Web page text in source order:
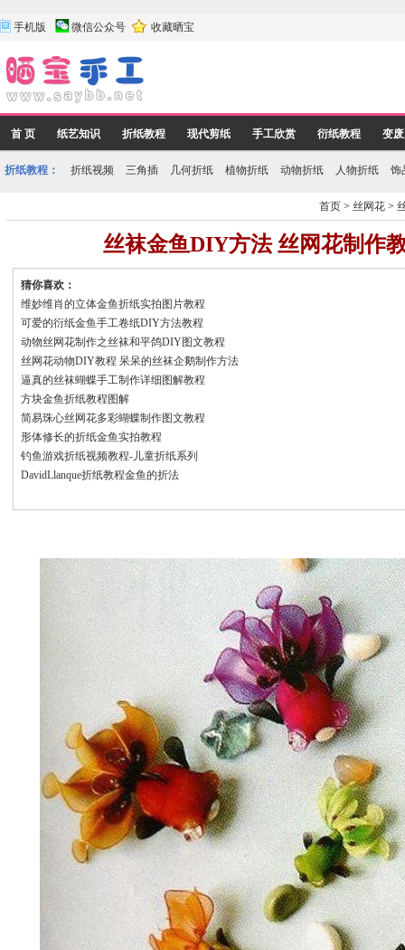
手机版 微信公众号 收藏晒宝
首 页 纸艺知识 折纸教程 现代剪纸 手工欣赏 衍纸教程 变
折纸教程： 折纸视频 三角插 几何折纸 植物折纸 动物折纸 人物折纸 饰
首页 >丝网花 >
丝袜金鱼DIY方法 丝网花制作
猜你喜欢：
维妙维肖的立体金鱼折纸实拍图片教程
可爱的衍纸金鱼手工卷纸DIY方法教程
动物丝网花制作之丝袜和平鸽DIY图文教程
丝网花动物DIY教程 呆呆的丝袜企鹅制作方法
逼真的丝袜蝴蝶手工制作详细图解教程
方块金鱼折纸教程图解
简易珠心丝网花多彩蝴蝶制作图文教程
形体修长的折纸金鱼实拍教程
钓鱼游戏折纸视频教程-儿童折纸系列
DavidLlanque折纸教程金鱼的折法